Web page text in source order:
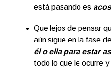
está pasando es
Que lejos de pensar
aún sigue en la fase
él o ella para estar
todo lo que le ocurre